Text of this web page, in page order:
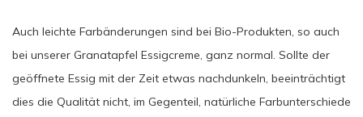
Auch leichte Farbänderungen sind bei Bio-Produkten, so auch
bei unserer Granatapfel Essigcreme, ganz normal. Sollte der
geöffnete Essig mit der Zeit etwas nachdunkeln, beeinträchtigt
dies die Qualität nicht, im Gegenteil, natürliche Farbunterschiede